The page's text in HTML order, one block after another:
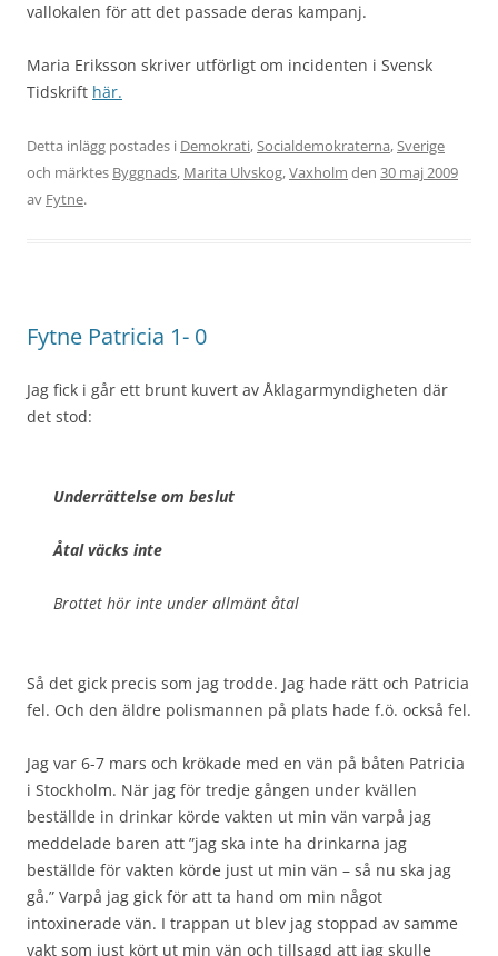
vallokalen för att det passade deras kampanj.
Maria Eriksson skriver utförligt om incidenten i Svensk
Tidskrift här.
Detta inlägg postades i Demokrati,Socialdemokraterna,Sverige
och märktes Byggnads, Marita Ulvskog,Vaxholm den 30 maj 2009
av Fytne.
Fytne Patricia 1- 0
Jag fick i går ett brunt kuvert av Åklagarmyndigheten där
det stod:
Underrättelse om beslut
Åtal väcks inte
Brottet hör inte under allmänt åtal
Så det gick precis som jag trodde. Jag hade rätt och Patricia
fel. Och den äldre polismannen på plats hade f.ö. också fel.
Jag var 6-7 mars och krökade med en vän på båten Patricia
i Stockholm. När jag för tredje gången under kvällen
beställde in drinkar körde vakten ut min vän varpå jag
meddelade baren att ”jag ska inte ha drinkarna jag
beställde för vakten körde just ut min vän – så nu ska jag
gå.” Varpå jag gick för att ta hand om min något
intoxinerade vän. I trappan ut blev jag stoppad av samme
vakt som just kört ut min vän och tillsagd att jag skulle